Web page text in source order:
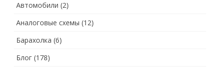
Автомобили (2)
Аналоговые схемы (12)
Барахолка (6)
Блог (178)